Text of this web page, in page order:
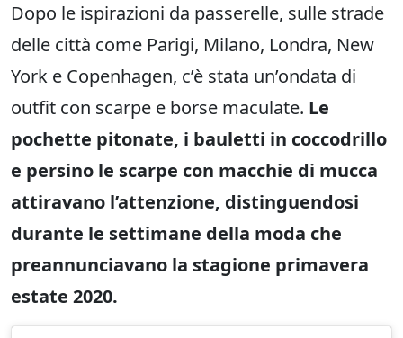
Dopo le ispirazioni da passerelle, sulle strade
delle città come Parigi, Milano, Londra, New
York e Copenhagen, c’è stata un’ondata di
outfit con scarpe e borse maculate. Le
pochette pitonate, i bauletti in coccodrillo
e persino le scarpe con macchie di mucca
attiravano l’attenzione, distinguendosi
durante le settimane della moda che
preannunciavano la stagione primavera
estate 2020.